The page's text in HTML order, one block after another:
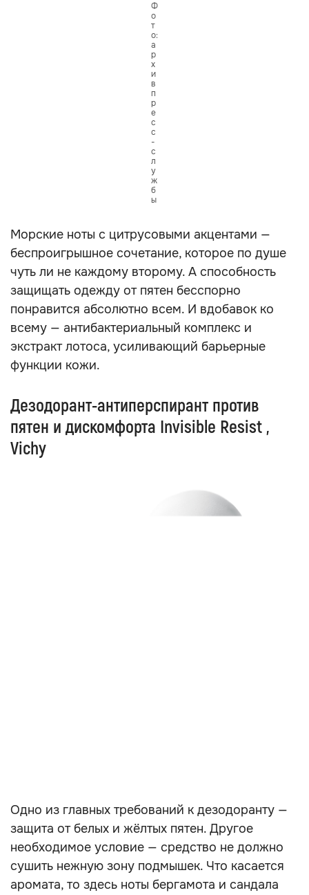
Ф
о
т
о:
а
р
х
и
в
п
р
е
с
с
-
с
л
у
ж
б
ы
Морские ноты с цитрусовыми акцентами —
беспроигрышное сочетание, которое по душе
чуть ли не каждому второму. А способность
защищать одежду от пятен бесспорно
понравится абсолютно всем. И вдобавок ко
всему — антибактериальный комплекс и
экстракт лотоса, усиливающий барьерные
функции кожи.
Дезодорант-антиперспирант против
пятен и дискомфорта Invisible Resist ,
Vichy
Одно из главных требований к дезодоранту —
защита от белых и жёлтых пятен. Другое
необходимое условие — средство не должно
сушить нежную зону подмышек. Что касается
аромата, то здесь ноты бергамота и сандала